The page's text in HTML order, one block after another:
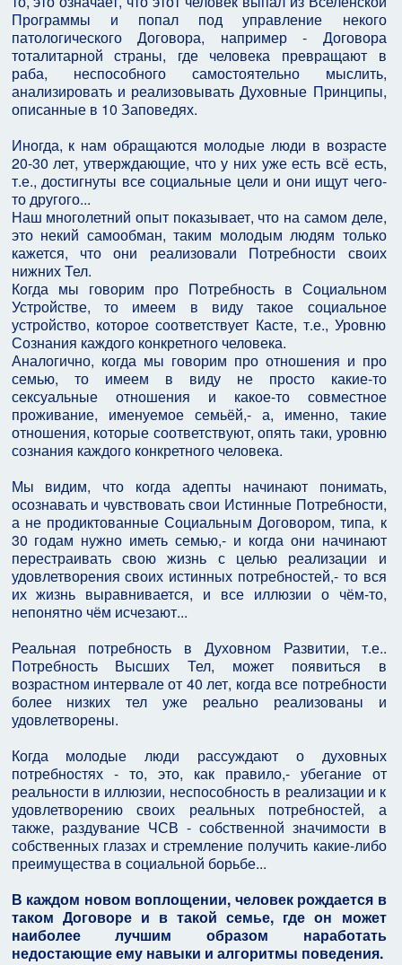
Программы и попал под управление некого
патологического Договора, например - Договора
тоталитарной страны, где человека превращают в
раба, неспособного самостоятельно мыслить,
анализировать и реализовывать Духовные Принципы,
описанные в 10 Заповедях.
Иногда, к нам обращаются молодые люди в возрасте
20-30 лет, утверждающие, что у них уже есть всё есть,
т.е., достигнуты все социальные цели и они ищут чего-
то другого...
Наш многолетний опыт показывает, что на самом деле,
это некий самообман, таким молодым людям только
кажется, что они реализовали Потребности своих
нижних Тел.
Когда мы говорим про Потребность в Социальном
Устройстве, то имеем в виду такое социальное
устройство, которое соответствует Касте, т.е., Уровню
Сознания каждого конкретного человека.
Аналогично, когда мы говорим про отношения и про
семью, то имеем в виду не просто какие-то
сексуальные отношения и какое-то совместное
проживание, именуемое семьёй,- а, именно, такие
отношения, которые соответствуют, опять таки, уровню
сознания каждого конкретного человека.
Мы видим, что когда адепты начинают понимать,
осознавать и чувствовать свои Истинные Потребности,
а не продиктованные Социальным Договором, типа, к
30 годам нужно иметь семью,- и когда они начинают
перестраивать свою жизнь с целью реализации и
удовлетворения своих истинных потребностей,- то вся
их жизнь выравнивается, и все иллюзии о чём-то,
непонятно чём исчезают...
Реальная потребность в Духовном Развитии, т.е..
Потребность Высших Тел, может появиться в
возрастном интервале от 40 лет, когда все потребности
более низких тел уже реально реализованы и
удовлетворены.
Когда молодые люди рассуждают о духовных
потребностях - то, это, как правило,- убегание от
реальности в иллюзии, неспособность в реализации и к
удовлетворению своих реальных потребностей, а
также, раздувание ЧСВ - собственной значимости в
собственных глазах и стремление получить какие-либо
преимущества в социальной борьбе...
В каждом новом воплощении, человек рождается в
таком Договоре и в такой семье, где он может
наиболее лучшим образом наработать
недостающие ему навыки и алгоритмы поведения.